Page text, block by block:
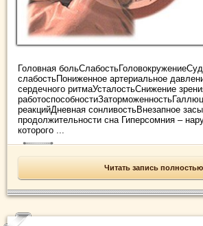
Головная
слабостьПониженное артериальное
сердечного ритмаУсталостьСнижение
реакцийДневная сонливостьВнезапное
продолжительности сна Гиперсомния –
которого ...
Читать запись полностью